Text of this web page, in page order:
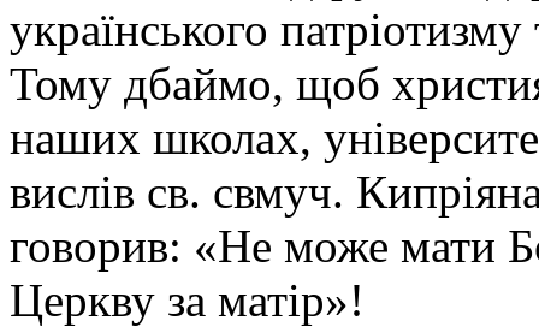
українського
Тому дбаймо, щоб
наших школах,
вислів св. свмуч.
говорив: «Не може мати
Церкву за матір»!